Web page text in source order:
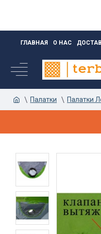
ГЛАВНАЯ О НАС
Палатки Палатки